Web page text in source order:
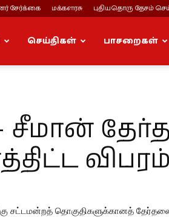
சேர்க்கை மக்களரசு புதியதொரு தேசம்
செய்திகள் பாசறைகள்
விபரம்
சட்டமன்றத் தொகுதிகளுக்கானத்